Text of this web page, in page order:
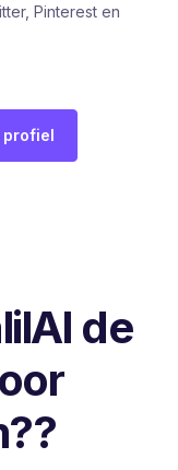
Pinterest en
profiel
de